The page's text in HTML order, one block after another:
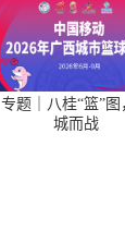
专题｜八桂“篮”图
城而战